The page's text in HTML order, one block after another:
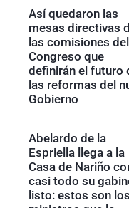
Así quedaron las
mesas directivas
las comisiones del
Congreso que
definirán el futuro
las reformas del
Gobierno
Abelardo de la
Espriella llega a la
Casa de Nariño
casi todo su
listo: estos son los